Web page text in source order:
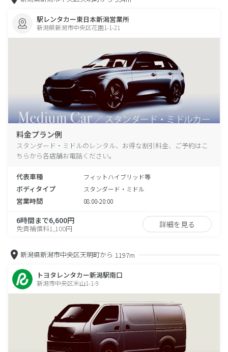
駅レンタカー東日本新潟営業所
新潟県新潟市中央区花園1-1-21
料金プラン例
スタンダード・ミドルのレンタル、お得な割引料金、ご予約はこ
ちらから各店舗お電話ください。
代表車種 フィットハイブリッド等
ボディタイプ スタンダード・ミドル
営業時間 08:00-20:00
6時間まで6,600円
免責補償料1,100円 詳細を見る
新潟県新潟市中央区天明町から 1197m
トヨタレンタカー新潟駅南口
新潟市中央区米山1-1-9